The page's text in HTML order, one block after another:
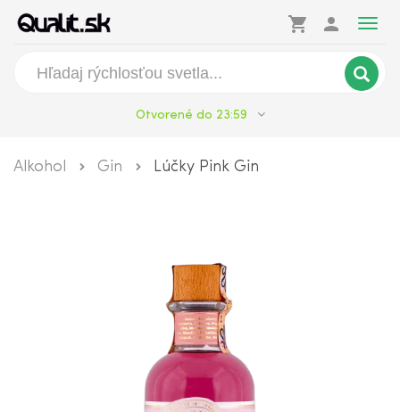
Otvorené do 23:59
shopping_cart person
Alkohol Gin Lúčky Pink Gin